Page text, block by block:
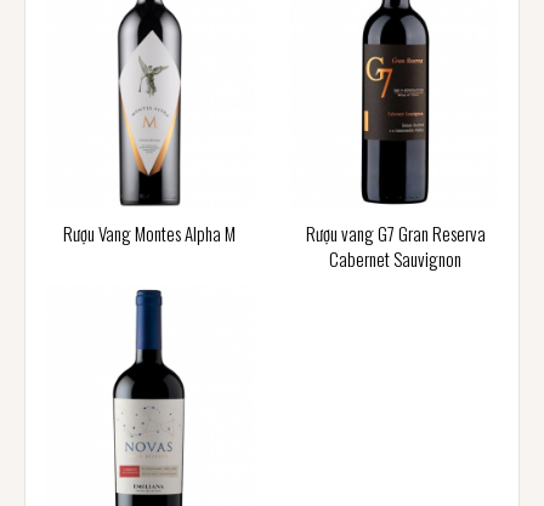
Rượu Vang Montes Alpha M
Rượu vang G7 Gran Reserva
Cabernet Sauvignon